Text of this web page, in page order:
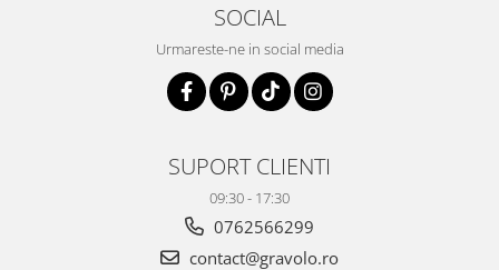
SOCIAL
Urmareste-ne in social media
SUPORT CLIENTI
09:30 - 17:30
0762566299
contact@gravolo.ro